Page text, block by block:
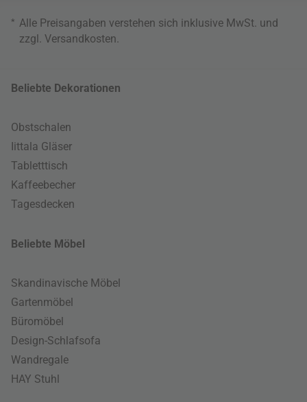
* Alle Preisangaben verstehen sich inklusive MwSt. und
zzgl. Versandkosten
Beliebte Dekorationen
Obstschalen
Iittala Gläser
Tabletttisch
Kaffeebecher
Tagesdecken
Beliebte Möbel
Skandinavische Möbel
Gartenmöbel
Büromöbel
Design-Schlafsofa
Wandregale
HAY Stuhl